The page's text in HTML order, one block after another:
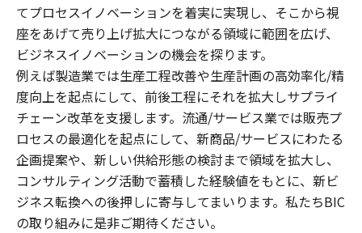
てプロセスイノベーションを着実に実現し、そこから視
座をあげて売り上げ拡大につながる領域に範囲を広げ、
ビジネスイノベーションの機会を探ります。
例えば製造業では生産工程改善や生産計画の高効率化/精
度向上を起点にして、前後工程にそれを拡大しサプライ
チェーン改革を支援します。流通/サービス業では販売プ
ロセスの最適化を起点にして、新商品/サービスにわたる
企画提案や、新しい供給形態の検討まで領域を拡大し、
コンサルティング活動で蓄積した経験値をもとに、新ビ
ジネス転換への後押しに寄与してまいります。私たちBIC
の取り組みに是非ご期待ください。